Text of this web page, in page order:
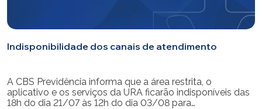
Indisponibilidade dos canais de atendimento
A CBS Previdência informa que a área restrita, o
aplicativo e os serviços da URA ficarão indisponíveis das
18h do dia 21/07 às 12h do dia 03/08 para